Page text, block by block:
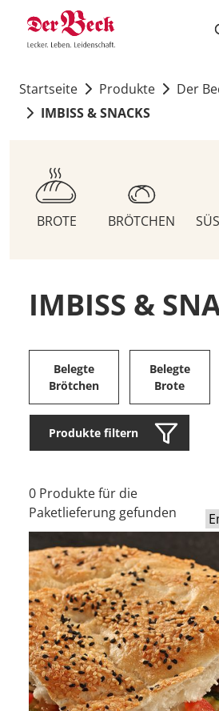
Startseite Produkte
Der
IMBISS & SNACKS
BROTE BRÖTCHEN
IMBISS &
Belegte
Brötchen
Belegte
Brote
Produkte filtern
0 Produkte für die
Paketlieferung gefunden